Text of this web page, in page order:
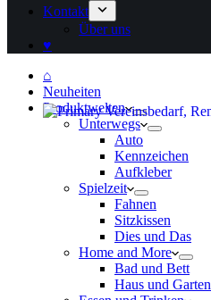
Kontakt
Über uns
♥
⌂
Neuheiten
Produktwelten
Unterwegs
Auto
Kennzeichen
Aufkleber
Spielzeit
Fahnen
Sitzkissen
Dies und Das
Home and More
Bad und Bett
Haus und Garten